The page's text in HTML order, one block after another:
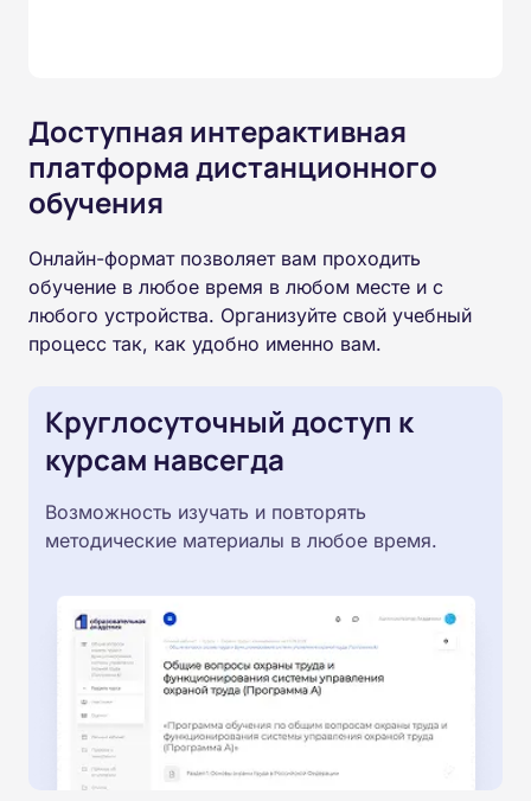
Доступная интерактивная
платформа дистанционного
обучения
Онлайн-формат позволяет вам проходить
обучение в любое время в любом месте и с
любого устройства. Организуйте свой учебный
процесс так, как удобно именно вам.
Круглосуточный доступ к
курсам навсегда
Возможность изучать и повторять
методические материалы в любое время.